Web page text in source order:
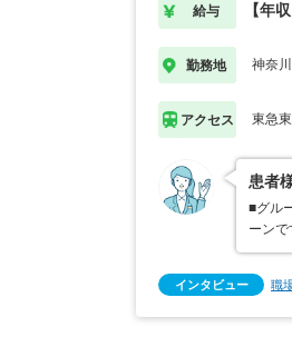
給与 【年
勤務地 神奈
アクセス 東急
患者
■グル
ーン
インタビュー 職